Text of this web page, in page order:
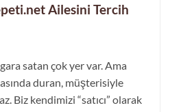
Ailesini Tercih
satan çok yer var. Ama
duran, müşterisiyle
Biz kendimizi “satıcı” olarak